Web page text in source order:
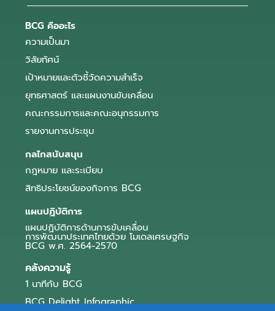
BCG คืออะไร
ความเป็นมา
วิสัยทัศน์
เป้าหมายและตัวชี้วัดความสำเร็จ
ยุทธศาสตร์ และแผนงานขับเคลื่อน
คณะกรรมการและคณะอนุกรรมการ
รายงานการประชุม
กลไกสนับสนุน
กฎหมาย และระเบียบ
สิทธิประโยชน์ของกิจการ BCG
แผนปฏิบัติการ
แผนปฏิบัติการด้านการขับเคลื่อน
การพัฒนาประเทศไทยด้วย โมเดลเศรษฐกิจ
BCG พ.ศ. 2564-2570
คลังความรู้
1 นาทีกับ BCG
BCG Delight Infographic